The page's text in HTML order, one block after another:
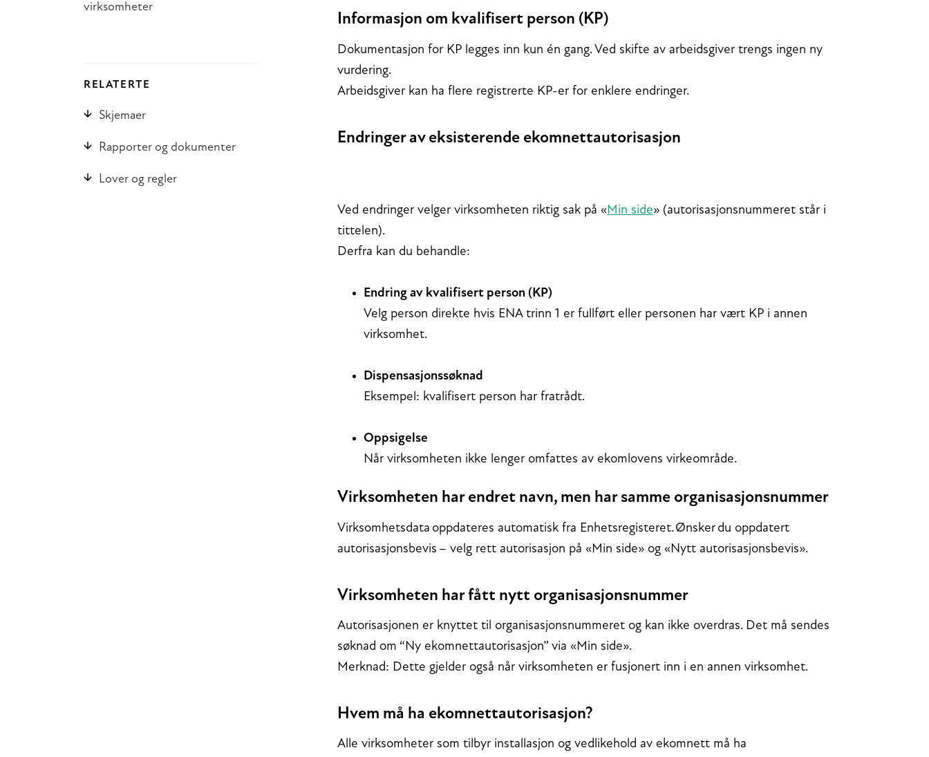
virksomheter
RELATERTE
Skjemaer
Rapporter og dokumenter
Lover og regler
Informasjon om kvalifisert person (KP)
Dokumentasjon for KP legges inn kun én gang. Ved skifte av arbeidsgiver trengs ingen ny
vurdering.
Arbeidsgiver kan ha flere registrerte KP-er for enklere endringer.
Endringer av eksisterende ekomnettautorisasjon
Ved endringer velger virksomheten riktig sak på «Min side» (autorisasjonsnummeret står i
tittelen).
Derfra kan du behandle:
Endring av kvalifisert person (KP)
Velg person direkte hvis ENA trinn 1 er fullført eller personen har vært KP i annen
virksomhet.
Dispensasjonssøknad
Eksempel: kvalifisert person har fratrådt.
Oppsigelse
Når virksomheten ikke lenger omfattes av ekomlovens virkeområde.
Virksomheten har endret navn, men har samme organisasjonsnummer
Virksomhetsdata oppdateres automatisk fra Enhetsregisteret. Ønsker du oppdatert
autorisasjonsbevis – velg rett autorisasjon på «Min side» og «Nytt autorisasjonsbevis».
Virksomheten har fått nytt organisasjonsnummer
Autorisasjonen er knyttet til organisasjonsnummeret og kan ikke overdras. Det må sendes
søknad om “Ny ekomnettautorisasjon” via «Min side».
Merknad: Dette gjelder også når virksomheten er fusjonert inn i en annen virksomhet.
Hvem må ha ekomnettautorisasjon?
Alle virksomheter som tilbyr installasjon og vedlikehold av ekomnett må ha